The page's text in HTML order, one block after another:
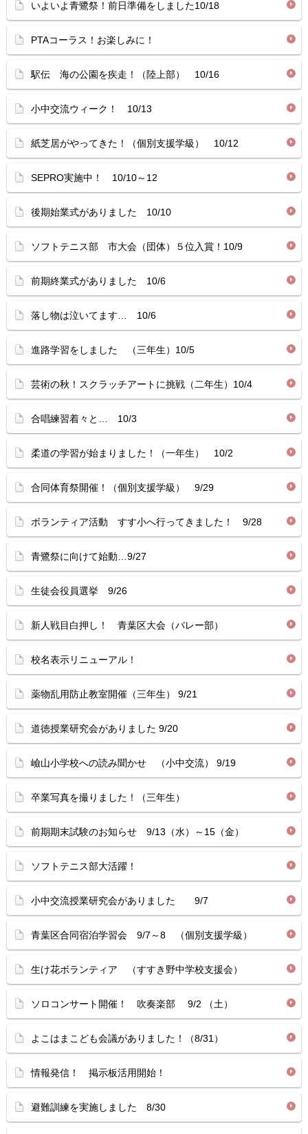
いよいよ青鷺祭！前日準備をしました10/18
PTAコーラス！お楽しみに！
駅伝 海の公園を疾走！（陸上部） 10/16
小中交流ウィーク！ 10/13
紙芝居がやってきた！（個別支援学級） 10/12
SEPRO実施中！ 10/10～12
後期始業式がありました 10/10
ソフトテニス部 市大会（団体）５位入賞！10/9
前期終業式がありました 10/6
落し物は泣いてます… 10/6
進路学習をしました （三年生）10/5
芸術の秋！スクラッチアートに挑戦（二年生）10/4
合唱練習着々と… 10/3
柔道の学習が始まりました！（一年生） 10/2
合同体育祭開催！（個別支援学級） 9/29
ボランティア活動 すす小へ行ってきました！ 9/28
青鷺祭に向けて始動…9/27
生徒会役員選挙 9/26
新人戦目白押し！ 青葉区大会（バレー部）
校名表示リニューアル！
薬物乱用防止教室開催（三年生） 9/21
道徳授業研究会がありました 9/20
嶮山小学校への読み聞かせ （小中交流） 9/19
卒業写真を撮りました！（三年生）
前期期末試験のお知らせ 9/13（水）～15（金）
ソフトテニス部大活躍！
小中交流授業研究会がありました 9/7
青葉区合同宿泊学習会 9/7～8 （個別支援学級）
生け花ボランティア （すすき野中学校支援会）
ソロコンサート開催！ 吹奏楽部 9/2 （土）
よこはまこども会議がありました！（8/31）
情報発信！ 掲示板活用開始！
避難訓練を実施しました 8/30